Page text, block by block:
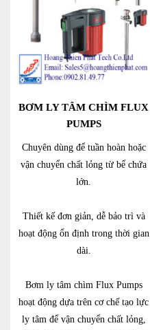
BƠM LY TÂM CHÌM FLUX
PUMPS
Chuyên dùng để tuần hoàn hoặc
vận chuyển chất lỏng từ bể chứa
lớn.
Thiết kế đơn giản, dễ bảo trì và
hoạt động ổn định trong thời gian
dài.
Bơm ly tâm chìm Flux Pumps
hoạt động dựa trên cơ chế tạo lực
ly tâm để vận chuyển chất lỏng,